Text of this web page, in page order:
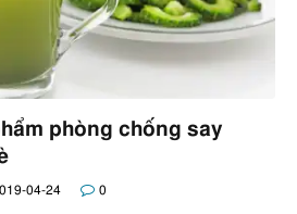
phòng chống say
04-24 0